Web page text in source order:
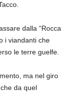
dalla “Rocca
i viandanti che
le terre guelfe.
ma nel giro
da quel